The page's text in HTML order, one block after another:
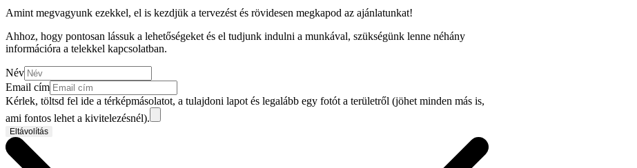
Amint megvagyunk ezekkel, el is kezdjük a tervezést és rövidesen megkapod az ajánlatunkat!
Ahhoz, hogy pontosan lássuk a lehetőségeket és el tudjunk indulni a munkával, szükségünk lenne néhány
információra a telekkel kapcsolatban.
Név
Email cím
Kérlek, töltsd fel ide a térképmásolatot, a tulajdoni lapot és legalább egy fotót a területről (jöhet minden más is,
ami fontos lehet a kivitelezésnél).
Eltávolítás